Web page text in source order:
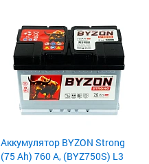
Аккумулятор BYZON Strong
(75 Ah) 760 А, (BYZ750S) L3